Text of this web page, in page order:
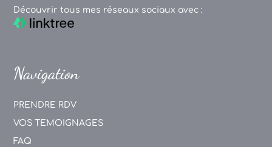
Découvrir tous mes réseaux sociaux avec :
Navigation
PRENDRE RDV
VOS TEMOIGNAGES
FAQ